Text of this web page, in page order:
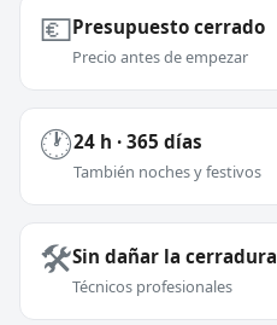
💶Presupuesto cerrado
Precio antes de empezar
🕐24 h · 365 días
También noches y festivos
🛠️Sin dañar la cerradura
Técnicos profesionales